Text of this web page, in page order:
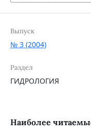
Выпуск
№ 3 (2004)
Раздел
ГИДРОЛОГИЯ
Наиболее